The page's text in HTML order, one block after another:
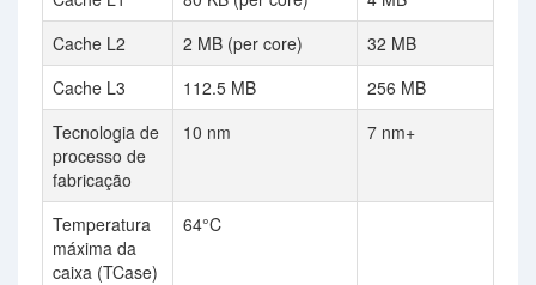
Cache L2
2 MB (per core)
32 MB
Cache L3
112.5 MB
256 MB
Tecnologia de
processo de
fabricação
10 nm 7 nm+
Temperatura
máxima da
caixa (TCase)
64°C